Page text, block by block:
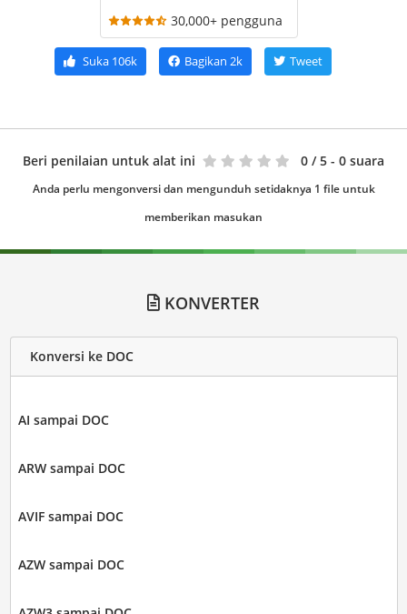
30,000+ pengguna
Suka106k Bagikan 2k Tweet
Beri penilaian untuk alat ini 0 / 5 - 0 suara
Anda perlu mengonversi dan mengunduh setidaknya 1 file untuk
memberikan masukan
KONVERTER
Konversi ke DOC
AI sampai DOC
ARW sampai DOC
AVIF sampai DOC
AZW sampai DOC